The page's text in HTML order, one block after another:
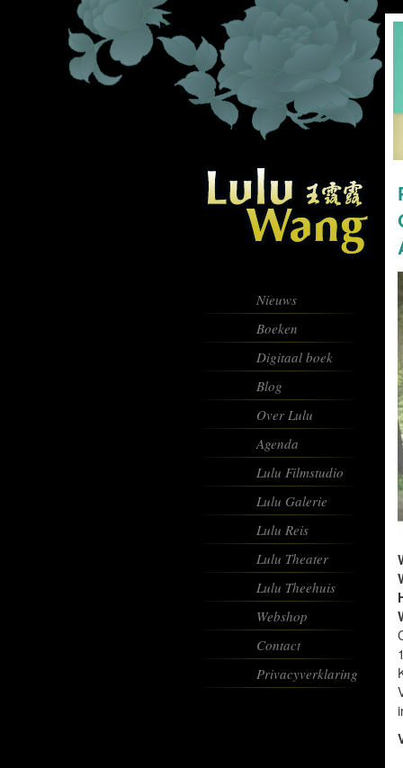
Nieuws
Boeken
Digitaal boek
Blog
Over Lulu
Agenda
Lulu Filmstudio
Lulu Galerie
Lulu Reis
Lulu Theater
Lulu Theehuis
Webshop
Contact
Privacyverklaring